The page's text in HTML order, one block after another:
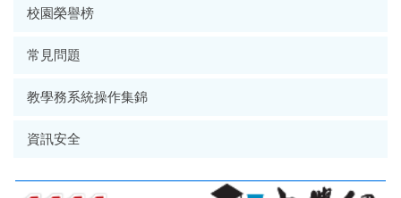
校園榮譽榜
常見問題
教學務系統操作集錦
資訊安全